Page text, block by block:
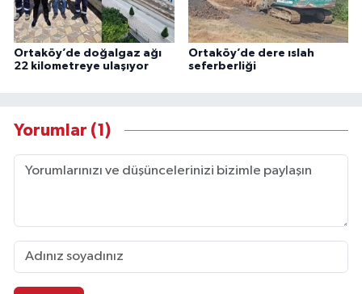
Ortaköy’de doğalgaz ağı
22 kilometreye ulaşıyor
Ortaköy’de dere ıslah
seferberliği
Yorumlar (1)